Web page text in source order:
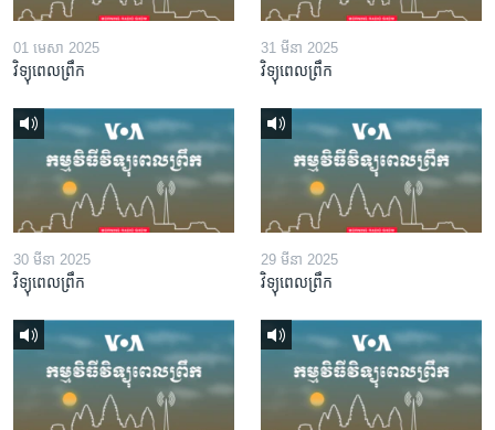
01 មេសា 2025
វិទ្យុពេលព្រឹក
31 មីនា 2025
វិទ្យុពេលព្រឹក
30 មីនា 2025
វិទ្យុពេលព្រឹក
29 មីនា 2025
វិទ្យុពេលព្រឹក